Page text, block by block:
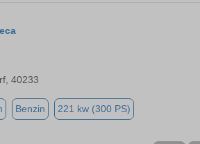
40233
Benzin 221 kw (300 PS)